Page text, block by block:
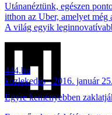
Utánanéztünk, egészen
itthon az Uber, amelyet még
A világ egyik
444.hu
közlekedés
2016. január
Egyre keményebben